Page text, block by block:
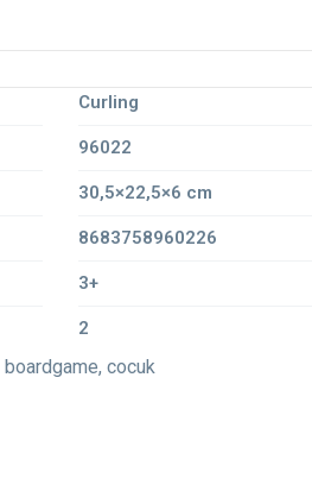
Curling
96022
30,5×22,5×6 cm
8683758960226
3+
2
boardgame, cocuk